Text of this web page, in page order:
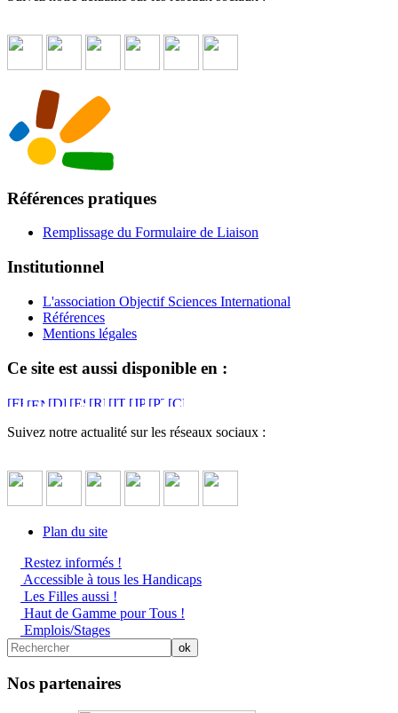
Références pratiques
Remplissage du Formulaire de Liaison
Institutionnel
L'association Objectif Sciences International
Références
Mentions légales
Ce site est aussi disponible en :
Suivez notre actualité sur les réseaux sociaux :
Plan du site
Restez informés !
Accessible à tous les Handicaps
Les Filles aussi !
Haut de Gamme pour Tous !
Emplois/Stages
Nos partenaires